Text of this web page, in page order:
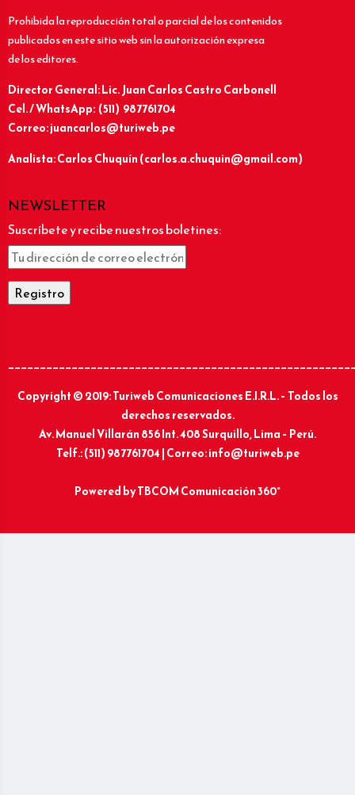
Prohibida la reproducción total o parcial de los contenidos
publicados en este sitio web sin la autorización expresa
de los editores.
Director General: Lic.Juan Carlos Castro Carbonell
Cel. / WhatsApp: (511) 987761704
Correo: juancarlos@turiweb.pe
Analista: Carlos Chuquín (carlos.a.chuquin@gmail.com)
NEWSLETTER
Suscríbete y recibe nuestros boletines:
Copyright © 2019: Turiweb Comunicaciones E.I.R.L. – Todos los
derechos reservados.
Av. Manuel Villarán 856 Int. 408 Surquillo, Lima – Perú.
Telf.: (511) 987761704 | Correo: info@turiweb.pe
Powered byTBCOM Comunicación 360°